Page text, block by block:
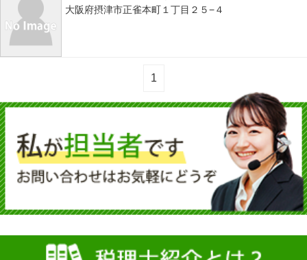
大阪府摂津市正雀本町１丁目２５−４
1